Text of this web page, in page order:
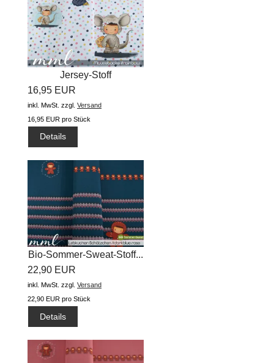
Jersey-Stoff
"Mausebacke...
16,95 EUR
inkl. MwSt. zzgl. Versand
16,95 EUR pro Stück
Details
Bio-Sommer-Sweat-Stoff...
22,90 EUR
inkl. MwSt. zzgl. Versand
22,90 EUR pro Stück
Details